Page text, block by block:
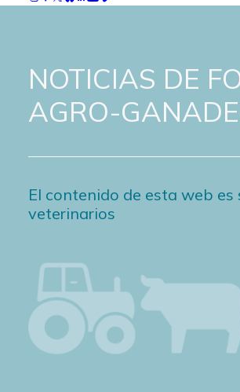
NOTICIAS DE
AGRO-
El contenido de esta web es
veterinarios